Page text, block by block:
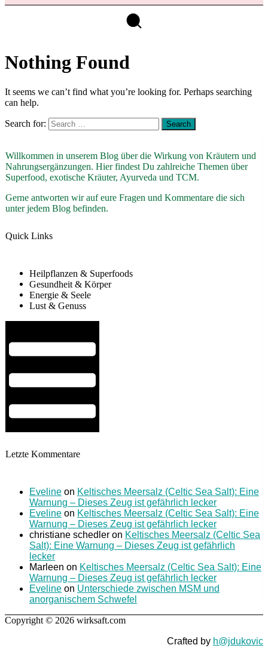
Nothing Found
It seems we can’t find what you’re looking for. Perhaps searching
can help.
Search for:
Willkommen in unserem Blog über die Wirkung von Kräutern und
Nahrungsergänzungen. Hier findest Du zahlreiche Themen über
Superfood, exotische Kräuter, Ayurveda und TCM.
Gerne antworten wir auf eure Fragen und Kommentare die sich
unter jedem Blog befinden.
Quick Links
Heilpflanzen & Superfoods
Gesundheit & Körper
Energie & Seele
Lust & Genuss
Letzte Kommentare
Eveline on Keltisches Meersalz (Celtic Sea Salt): Eine
Warnung – Dieses Zeug ist gefährlich lecker
Eveline on Keltisches Meersalz (Celtic Sea Salt): Eine
Warnung – Dieses Zeug ist gefährlich lecker
christiane schedler on Keltisches Meersalz (Celtic Sea
Salt): Eine Warnung – Dieses Zeug ist gefährlich
lecker
Marleen on Keltisches Meersalz (Celtic Sea Salt): Eine
Warnung – Dieses Zeug ist gefährlich lecker
Eveline on Unterschiede zwischen MSM und
anorganischem Schwefel
Copyright © 2026 wirksaft.com
Crafted by h@jdukovic